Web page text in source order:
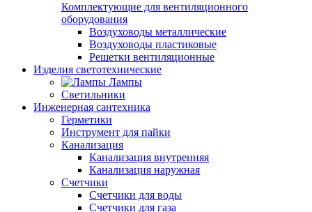
Комплектующие для вентиляционного
оборудования
Воздуховоды металлические
Воздуховоды пластиковые
Решетки вентиляционные
Изделия светотехнические
Лампы
Светильники
Инженерная сантехника
Герметики
Инструмент для пайки
Канализация
Канализация внутренняя
Канализация наружная
Счетчики
Счетчики для воды
Счетчики для газа